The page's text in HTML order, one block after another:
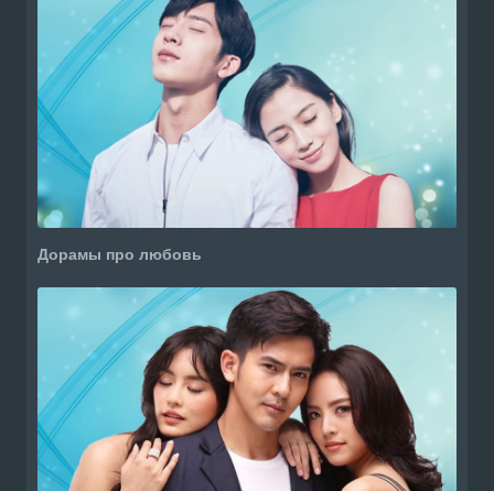
Дорамы про любовь